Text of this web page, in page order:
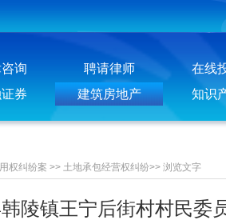
询 聘请律师 在线
券 建筑房地产 知识
权纠纷案 >> 土地承包经营权纠纷>> 浏览文字
陵镇王宁后街村村民委